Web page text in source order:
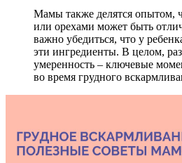
Мамы также делятся опытом,
или орехами может быть
важно убедиться, что у
эти ингредиенты. В целом,
умеренность – ключевые
во время грудного